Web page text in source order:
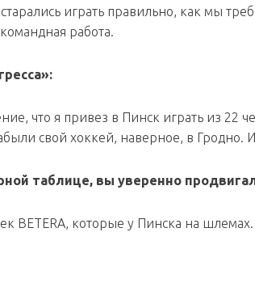
играть правильно, как мы
работа.
что я привез в Пинск играть из 22
свой хоккей, наверное, в Гродно.
таблице, вы уверенно
BETERA, которые у Пинска на